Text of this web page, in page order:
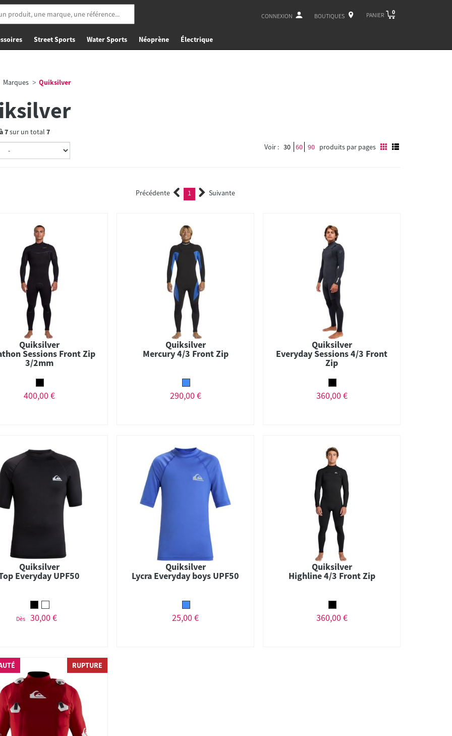
CONNEXION BOUTIQUES PANIER 0
Street Sports Water Sports Néoprène Électrique
Marques Quiksilver
7sur un total 7
Voir : 30 60 90 produits par pages
Précédente 1 (current)Suivante
Quiksilver
Sessions Front Zip
3/2mm
400,00 €
Quiksilver
Mercury 4/3 Front Zip
290,00 €
Quiksilver
Everyday Sessions 4/3 Front
Zip
360,00 €
Quiksilver
Everyday UPF50
Dès 30,00 €
Quiksilver
Lycra Everyday boys UPF50
25,00 €
Quiksilver
Highline 4/3 Front Zip
360,00 €
RUPTURE